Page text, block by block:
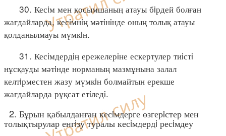
30. Кесiм мен қосымшаның атауы бiрдей болған
жағдайларда, кесiмнiң мәтiнiнде оның толық атауы
қолданылмауы мүмкiн.
31. Кесiмдердiң ережелерiне ескертулер тиiстi
нұсқауды мәтiнде норманың мазмұнына залал
келтiрместен жазу мүмкiн болмайтын ерекше
жағдайларда рұқсат етiледi.
2. Бұрын қабылданған кесiмдерге өзгерiстер мен
толықтырулар енгiзу туралы кесiмдердi ресiмдеу